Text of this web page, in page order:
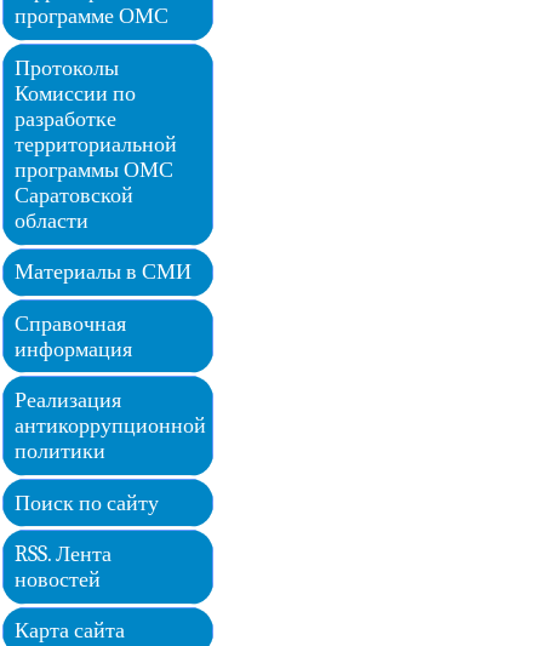
программе ОМС
Протоколы
Комиссии по
разработке
территориальной
программы ОМС
Саратовской
области
Материалы в СМИ
Справочная
информация
Реализация
антикоррупционной
политики
Поиск по сайту
RSS. Лента
новостей
Карта сайта